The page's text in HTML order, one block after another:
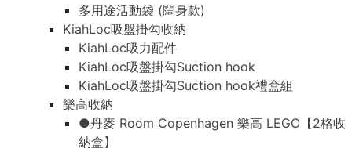
多用途活動袋 (闊身款)
KiahLoc吸盤掛勾收納
KiahLoc吸力配件
KiahLoc吸盤掛勾Suction hook
KiahLoc吸盤掛勾Suction hook禮盒組
樂高收納
●丹麥 Room Copenhagen 樂高 LEGO【2格收
納盒】